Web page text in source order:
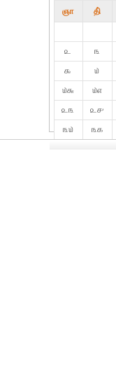
ஞா தி்
௨
௩
௯
௰
௰௬
௰௭
௨௩
௨௪
௩௰
௩௧